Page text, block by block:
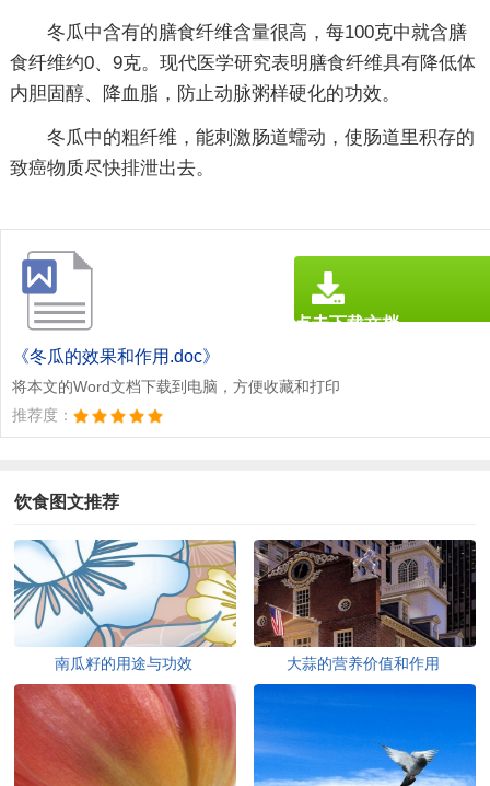
冬瓜中含有的膳食纤维含量很高，每100克中就含膳
食纤维约0、9克。现代医学研究表明膳食纤维具有降低体
内胆固醇、降血脂，防止动脉粥样硬化的功效。
冬瓜中的粗纤维，能刺激肠道蠕动，使肠道里积存的
致癌物质尽快排泄出去。
《冬瓜的效果和作用.doc》
将本文的Word文档下载到电脑，方便收藏和打印
推荐度：
点击下载文档
饮食图文推荐
南瓜籽的用途与功效 大蒜的营养价值和作用